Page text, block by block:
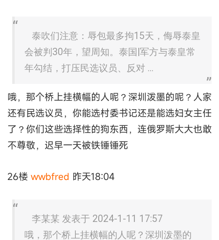
泰吹们注意：辱包最多拘15天，侮辱泰皇
会被判30年，望周知。泰国|军方与泰皇常
年勾结，打压民选议员、反对 ...
哦，那个桥上挂横幅的人呢？深圳泼墨的呢？人家
还有民选议员，你能选村委书记还是能选妇女主任
了？你们这些选择性的狗东西，连俄罗斯大大也敢
不尊敬，迟早一天被铁锤锤死
26楼 wwbfred 昨天18:04
李某某 发表于 2024-1-11 17:57
哦，那个桥上挂横幅的人呢？深圳泼墨的